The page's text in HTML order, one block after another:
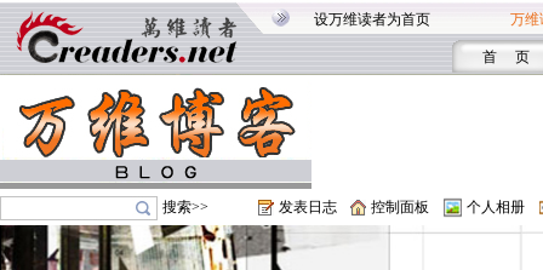
设万维读者为首页 万维
首 页
搜索>> 发表日志 控制面板 个人相册